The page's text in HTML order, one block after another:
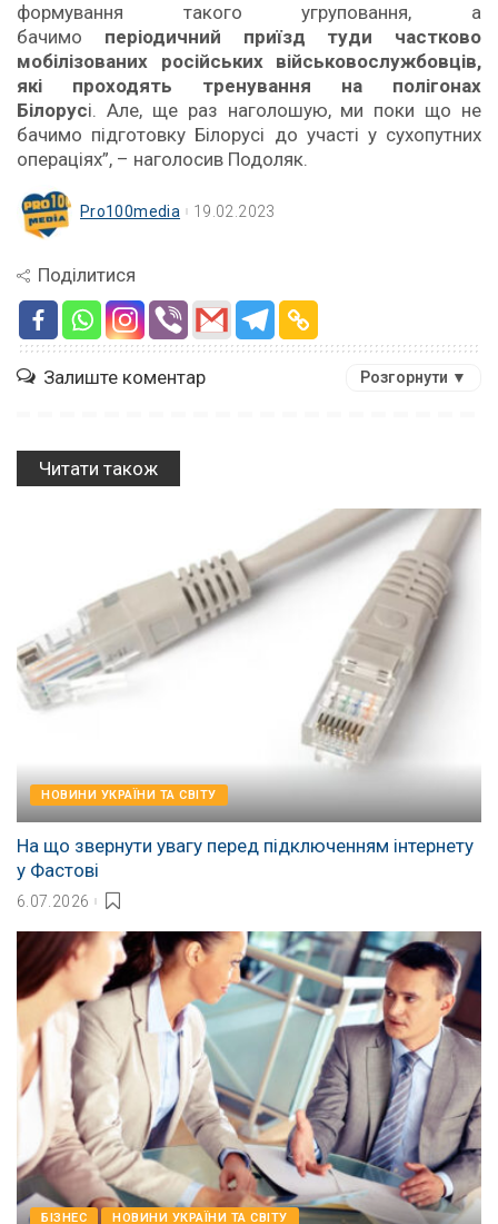
формування такого угруповання, а
бачимо періодичний приїзд туди частково
мобілізованих російських військовослужбовців,
які проходять тренування на полігонах
Білорусі. Але, ще раз наголошую, ми поки що не
бачимо підготовку Білорусі до участі у сухопутних
операціях”, – наголосив Подоляк.
Pro100media 19.02.2023
Поділитися
Залиште коментар Розгорнути ▼
Читати також
НОВИНИ УКРАЇНИ ТА СВІТУ
На що звернути увагу перед підключенням інтернету
у Фастові
6.07.2026
БІЗНЕС НОВИНИ УКРАЇНИ ТА СВІТУ